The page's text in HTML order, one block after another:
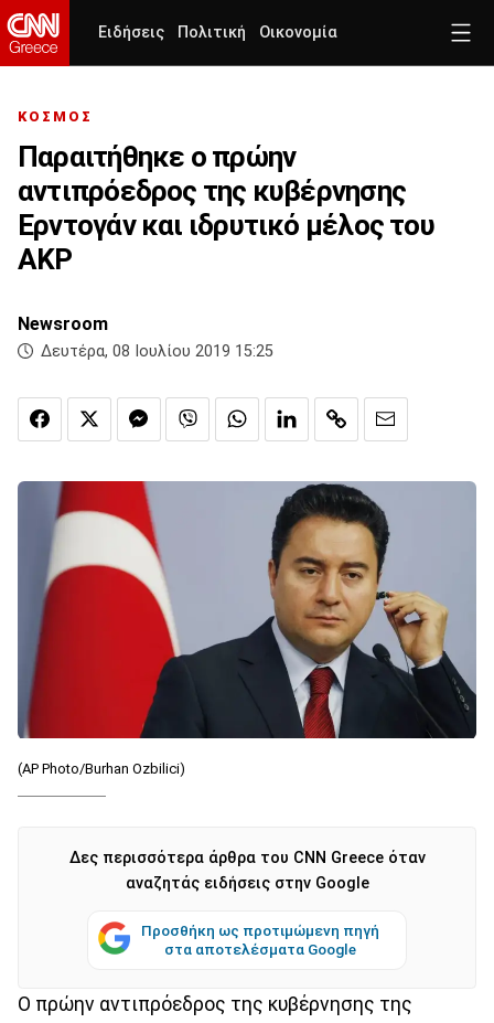
Ειδήσεις Πολιτική Οικονομία
ΚΟΣΜΟΣ
Παραιτήθηκε ο πρώην
αντιπρόεδρος της κυβέρνησης
Ερντογάν και ιδρυτικό μέλος του
AKP
Newsroom
Δευτέρα, 08 Ιουλίου 2019 15:25
(AP Photo/Burhan Ozbilici)
Δες περισσότερα άρθρα του CNN Greece όταν
αναζητάς ειδήσεις στην Google
Προσθήκη ως προτιμώμενη πηγή
στα αποτελέσματα Google
Ο πρώην αντιπρόεδρος της κυβέρνησης της